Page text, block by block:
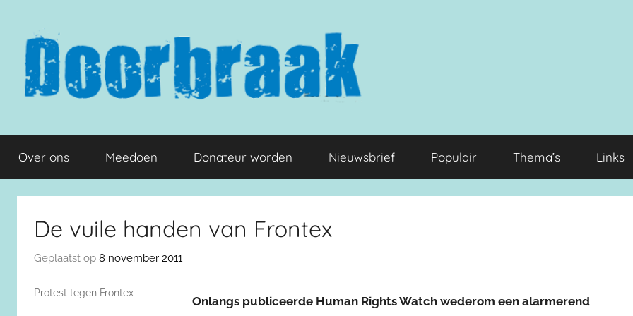
inhoud
springen
Doorbraak.eu
Over ons Meedoen Donateur worden Nieuwsbrief Populair Thema’s Links
De vuile handen van Frontex
Geplaatst op 8 november 2011
Protest tegen Frontex
Onlangs publiceerde Human Rights Watch wederom een alarmerend